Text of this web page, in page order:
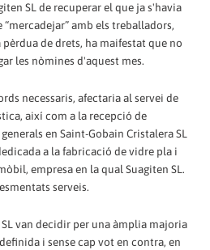
SL de recuperar el que ja s'havia
amb els treballadors,
de drets, ha maifestat que no
les nòmines d'aquest mes.
necessaris, afectaria al servei de
així com a la recepció de
en Saint-Gobain Cristalera SL
a la fabricació de vidre pla i
empresa en la qual Suagiten SL.
serveis.
van decidir per una àmplia majoria
i sense cap vot en contra, en